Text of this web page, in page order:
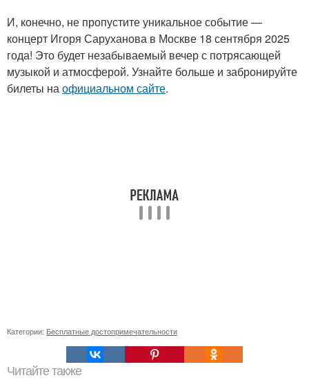
И, конечно, не пропустите уникальное событие —
концерт Игоря Саруханова в Москве 18 сентября 2025
года! Это будет незабываемый вечер с потрясающей
музыкой и атмосферой. Узнайте больше и забронируйте
билеты наофициальном сайте.
Категории: Бесплатные достопримечательности
Читайте также